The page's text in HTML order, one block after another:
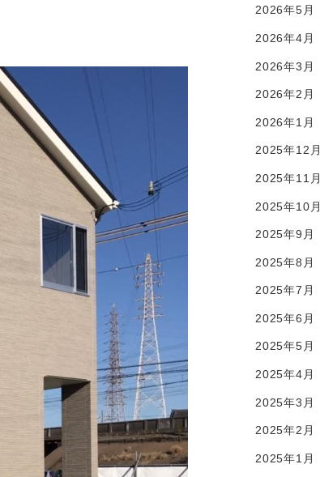
2026年5月
2026年4月
2026年3月
2026年2月
2026年1月
2025年12月
2025年11月
2025年10月
2025年9月
2025年8月
2025年7月
2025年6月
2025年5月
2025年4月
2025年3月
2025年2月
2025年1月